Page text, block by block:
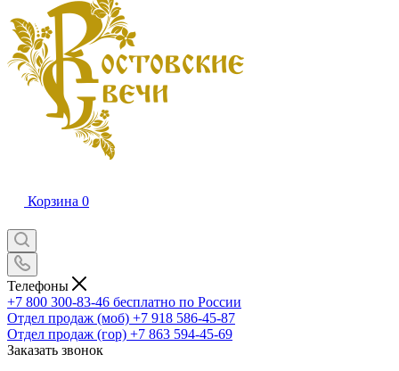
Корзина 0
Телефоны
+7 800 300-83-46 бесплатно по России
Отдел продаж (моб) +7 918 586-45-87
Отдел продаж (гор) +7 863 594-45-69
Заказать звонок